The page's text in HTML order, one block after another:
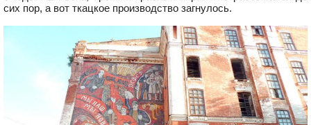
сих пор, а вот ткацкое производство загнулось.